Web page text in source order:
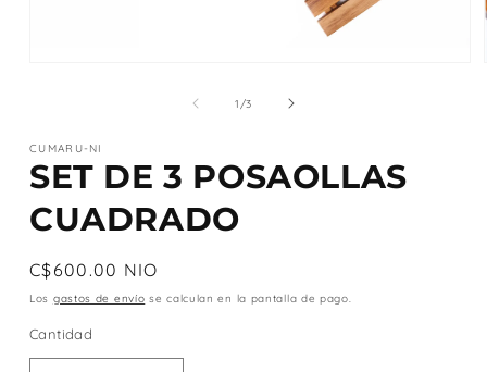
una
ventana
modal
1/de
3
CUMARU-NI
SET DE 3 POSAOLLAS
CUADRADO
Precio
habitual
C$600.00 NIO
Los gastos de envío se calculan en la pantalla de pago.
Cantidad